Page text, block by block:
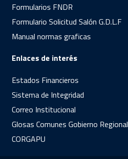
Formularios FNDR
Formulario Solicitud Salón G.D.L.F
Manual normas graficas
Enlaces de interés
Estados Financieros
Sistema de Integridad
Correo Institucional
Glosas Comunes Gobierno Regional
CORGAPU